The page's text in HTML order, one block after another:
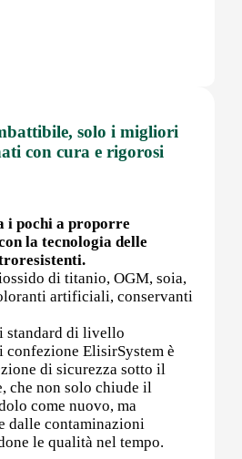
Workout
minerali
solo i migliori
con cura e rigorosi
i pochi a proporre
la tecnologia delle
di titanio, OGM, soia,
artificiali, conservanti
standard di livello
confezione ElisirSystem è
di sicurezza sotto il
che non solo chiude il
come nuovo, ma
dalle contaminazioni
le qualità nel tempo.